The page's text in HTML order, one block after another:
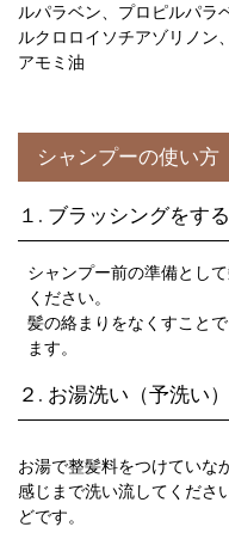
ルパラベン、プロピルパラ
ルクロロイソチアゾリノン
アモミ油
シャンプーの使い方
１. ブラッシングをする
シャンプー前の準備とし
ください。
髪の絡まりをなくすこと
ます。
２. お湯洗い（予洗い
お湯で整髪料をつけていな
感じまで洗い流してくださ
どです。